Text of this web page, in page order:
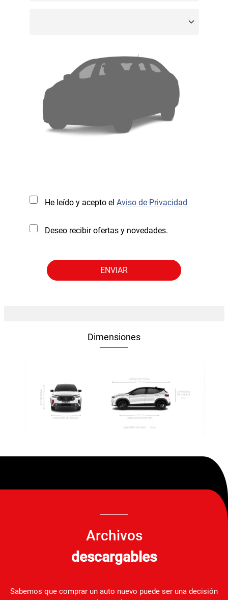
He leído y acepto el Aviso de Privacidad
Deseo recibir ofertas y novedades.
Dimensiones
Archivos
descargables
Sabemos que comprar un auto nuevo puede ser una decisión